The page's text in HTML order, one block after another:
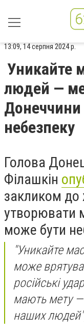
13:09, 14 серпня 2024 р.
Уникайте
людей —
небезпеку
Голова
Філашкін
закликом до
утворювати
може бути
"Уникайте
може
російські
мають мету
наших